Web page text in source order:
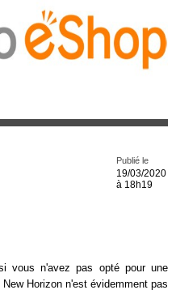
Publié le
19/03/2020
à 18h19
vous n'avez pas opté pour une
Horizon n'est évidemment pas